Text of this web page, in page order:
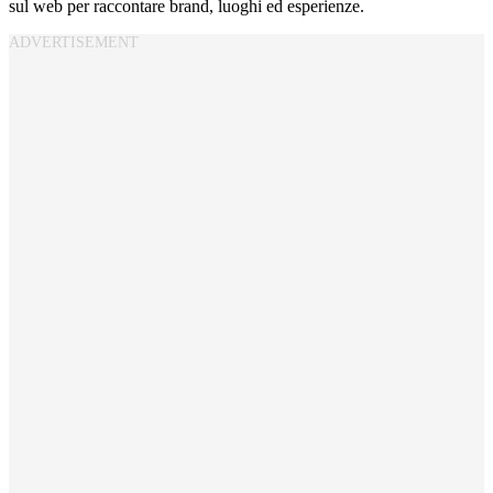
sul web per raccontare brand, luoghi ed esperienze.